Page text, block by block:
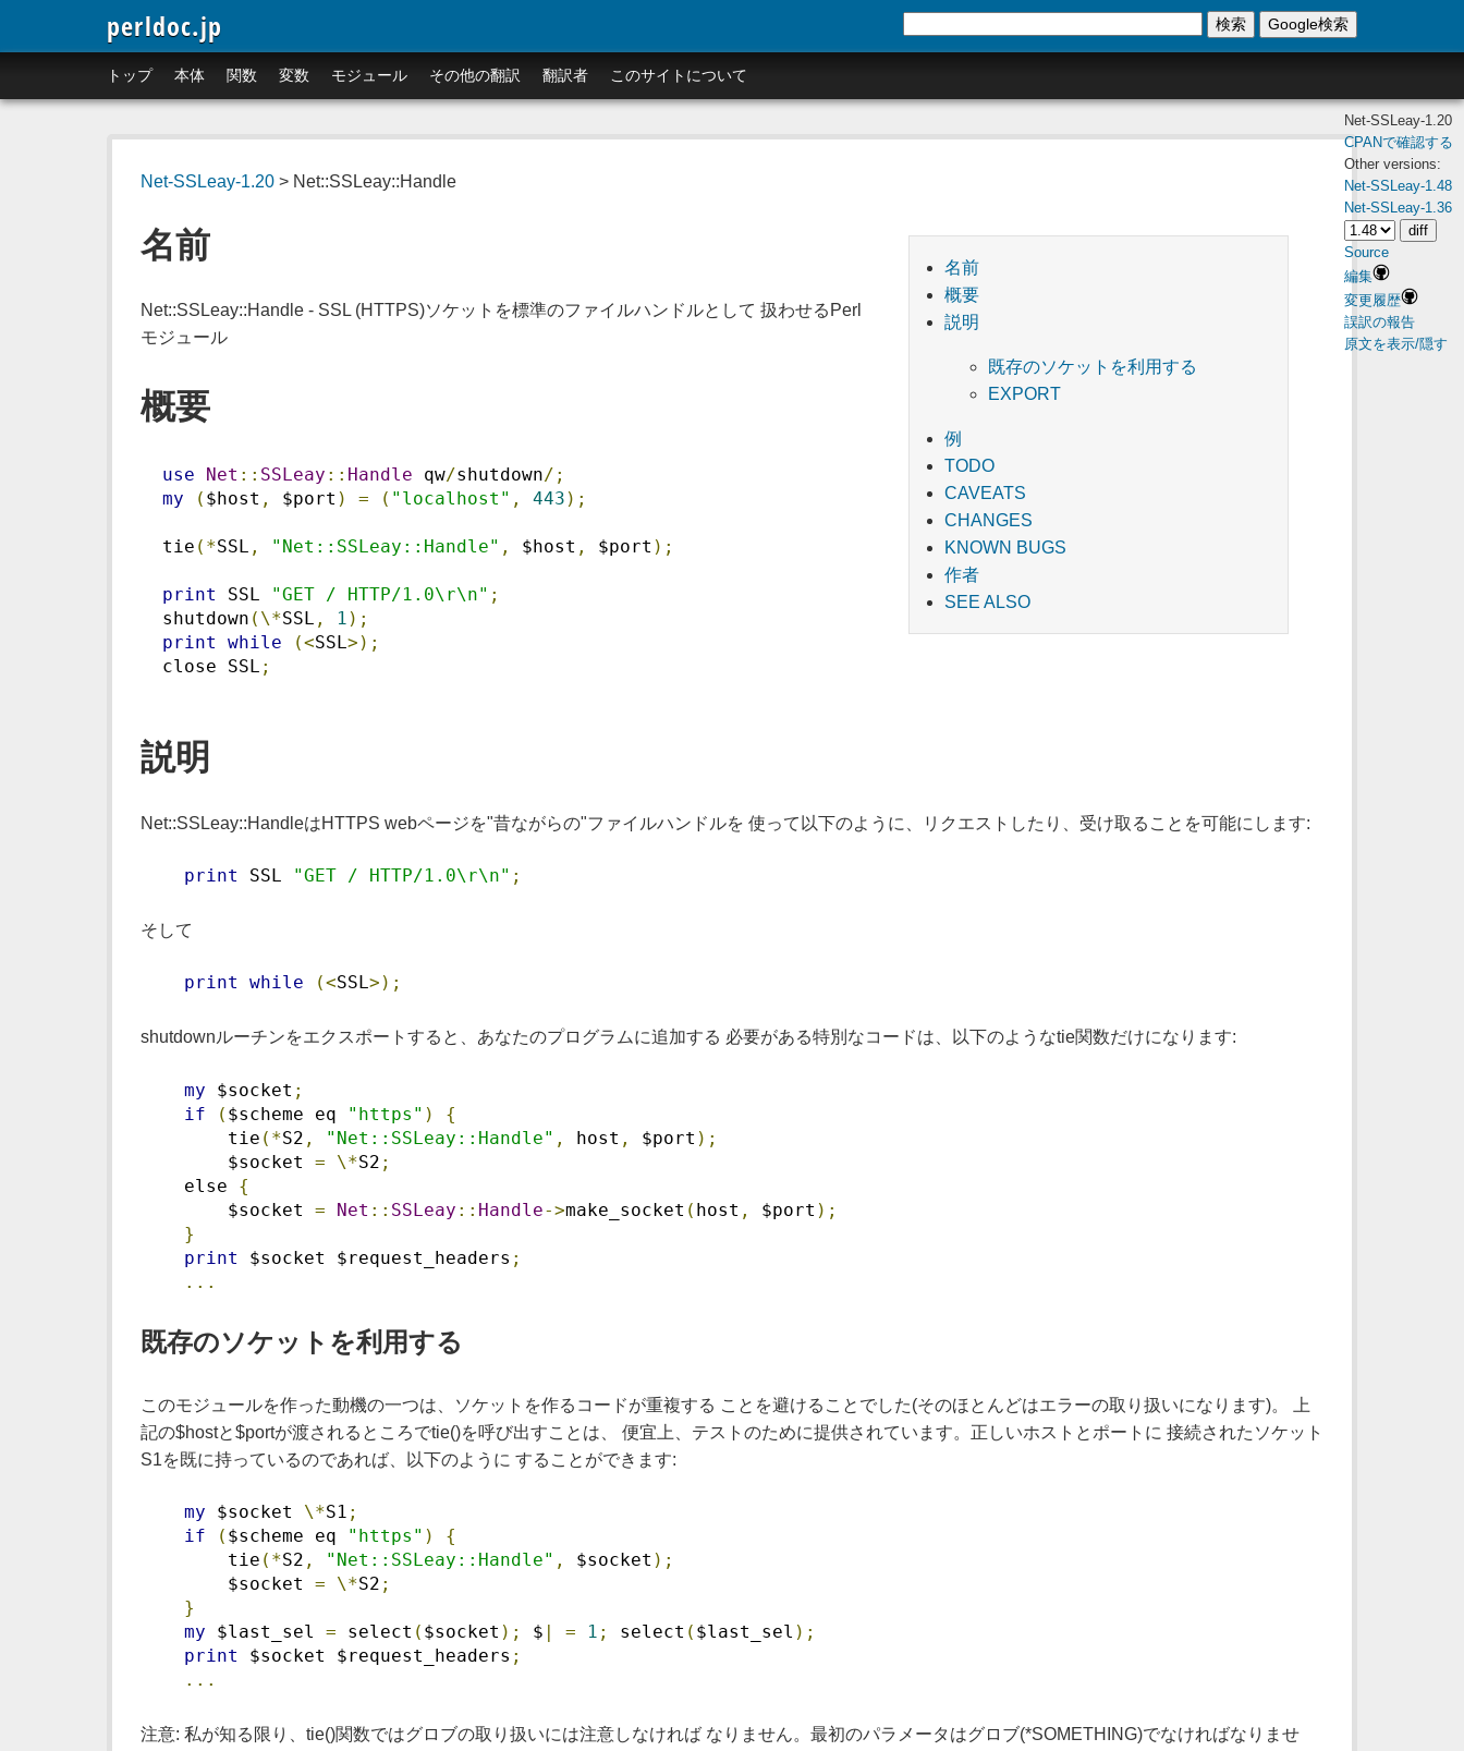
perldoc.jp
トップ 本体 関数 変数 モジュール その他の翻訳 翻訳者 このサイトについて
検索 Google検索
Net-SSLeay-1.20> Net::SSLeay::Handle
Net-SSLeay-1.20
CPANで確認する
Other versions:
Net-SSLeay-1.48
Net-SSLeay-1.36
Source
編集
変更履歴
誤訳の報告
原文を表示/隠す
名前
概要
説明
既存のソケットを利用する
EXPORT
例
TODO
CAVEATS
CHANGES
KNOWN BUGS
作者
SEE ALSO
名前
Net::SSLeay::Handle - SSL (HTTPS)ソケットを標準のファイルハンドルとして 扱わせるPerl
モジュール
概要
use Net :: SSLeay :: Handle qw/shutdown/;
my
( $host , $port ) = ( "localhost" , 443 );
tie (*SSL , "Net::SSLeay::Handle" , $host , $port );
print SSL "GET / HTTP/1.0\r\n" ;
shutdown (\*SSL , 1 );
print
while (<SSL >);
close SSL ;
説明
Net::SSLeay::HandleはHTTPS webページを"昔ながらの"ファイルハンドルを 使って以下のように、リクエストしたり、受け取ることを可能にします:
print SSL "GET / HTTP/1.0\r\n" ;
そして
print while (<SSL>);
shutdownルーチンをエクスポートすると、あなたのプログラムに追加する 必要がある特別なコードは、以下のようなtie関数だけになります:
my $socket ;
if
( $scheme eq "https" )
{
tie (*S2 , "Net::SSLeay::Handle" , host , $port );
$socket = \*S2 ;
else {
$socket = Net :: SSLeay :: Handle->make_socket ( host , $port );
}
print $socket $request_headers ;
...
既存のソケットを利用する
このモジュールを作った動機の一つは、ソケットを作るコードが重複する ことを避けることでした(そのほとんどはエラーの取り扱いになります)。 上
記の$hostと$portが渡されるところでtie()を呼び出すことは、 便宜上、テストのために提供されています。正しいホストとポートに 接続されたソケット
S1を既に持っているのであれば、以下のように することができます:
my $socket \*S1 ;
if
( $scheme eq "https" )
{
tie (*S2 , "Net::SSLeay::Handle" , $socket );
$socket = \*S2 ;
}
my $last_sel = select ( $socket ); $ = 1 ; select ( $last_sel );
print $socket $request_headers ;
...
注意: 私が知る限り、tie()関数ではグロブの取り扱いには注意しなければ なりません。最初のパラメータはグロブ(*SOMETHING)でなければなりませ